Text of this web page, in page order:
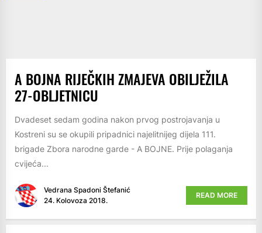
A BOJNA RIJEČKIH ZMAJEVA OBILJEŽILA
27-OBLJETNICU
Dvadeset sedam godina nakon prvog postrojavanja u
Kostreni su se okupili pripadnici najelitnijeg dijela 111.
brigade Zbora narodne garde - A BOJNE. Prije polaganja
cvijeća...
Vedrana Spadoni Štefanić
24. Kolovoza 2018.
READ MORE